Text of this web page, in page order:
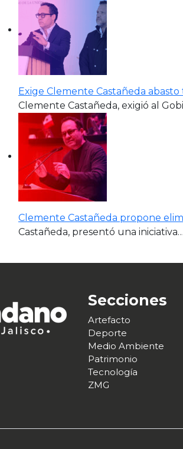
Exige Clemente Castañeda
Clemente Castañeda, exigió al
Clemente Castañeda propone
Castañeda, presentó una iniciativa…
Secciones
Artefacto
Deporte
Medio Ambiente
Patrimonio
Tecnología
ZMG